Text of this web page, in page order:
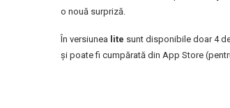
o nouă surpriză.
În versiunea lite sunt disponibile doar 4
și poate fi cumpărată din App Store